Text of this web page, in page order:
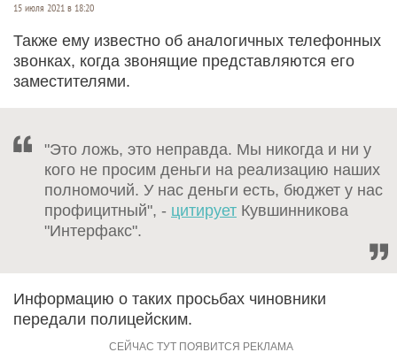
15 июля 2021 в 18:20
Также ему известно об аналогичных телефонных
звонках, когда звонящие представляются его
заместителями.
"Это ложь, это неправда. Мы никогда и ни у
кого не просим деньги на реализацию наших
полномочий. У нас деньги есть, бюджет у нас
профицитный", - цитирует Кувшинникова
"Интерфакс".
Информацию о таких просьбах чиновники
передали полицейским.